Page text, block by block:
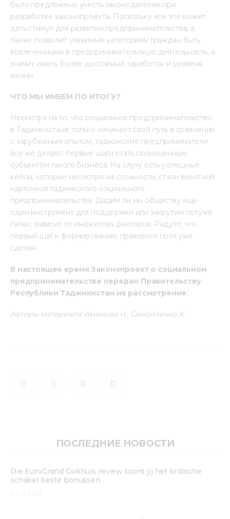
было предложено учесть законодателям при
разработке законопроекта. Поскольку все это может
дать стимул для развития предпринимательства, а
также позволит уязвимым категориям граждан быть
вовлеченными в предпринимательскую деятельность, а
значит иметь более достойный заработок и уровень
жизни.
ЧТО МЫ ИМЕЕМ ПО ИТОГУ?
Несмотря на то, что социальное предпринимательство
в Таджикистане только начинает свой путь в сравнении
с зарубежным опытом, таджикские предприниматели
все же делают первые шаги стать полноценным
субъектом такого бизнеса. На слуху есть успешные
кейсы, которые несмотря на сложности, стали визитной
карточкой таджикского социального
предпринимательства. Дадим ли мы обществу еще
один инструмент для поддержки или закрутим потуже
гайки, зависит от множества факторов. Радует, что
первый шаг к формированию правового поля уже
сделан.
В настоящее время Законопроект о социальном
предпринимательстве передан Правительству
Республики Таджикистан на рассмотрение.
Авторы материала: Аминова Н., Самойленко К.
ПОСЛЕДНИЕ НОВОСТИ
Die EuroGrand Gokhuis review toont jij het kritische
schakel beste bonussen